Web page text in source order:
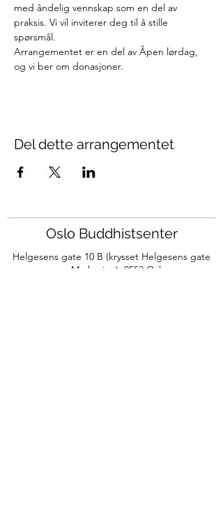
med åndelig vennskap som en del av
praksis. Vi vil inviterer deg til å stille
spørsmål.
Arrangementet er en del av Åpen lørdag,
og vi ber om donasjoner.
Del dette arrangementet
Oslo Buddhistsenter
Helgesens gate 10 B (krysset Helgesens gate
og Markveien), 0553 Oslo